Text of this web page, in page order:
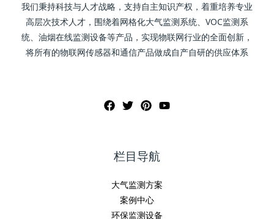
我们秉持科技与人才战略，支持自主知识产权，着重培养专业
高层次技术人才，围绕着网格化大气监测系统、VOC监测系
统、油烟在线监测设备等产品，实现物联网行业的全面创新，
将所有的物联网传感器和通信产品做成自产自研的供应体系
栏目导航
大气监测方案
案例中心
环保监测设备